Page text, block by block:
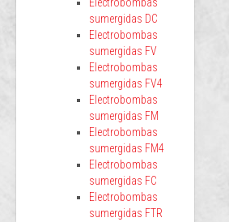
sumergidas DC
Electrobombas
sumergidas FV
Electrobombas
sumergidas FV4
Electrobombas
sumergidas FM
Electrobombas
sumergidas FM4
Electrobombas
sumergidas FC
Electrobombas
sumergidas FTR